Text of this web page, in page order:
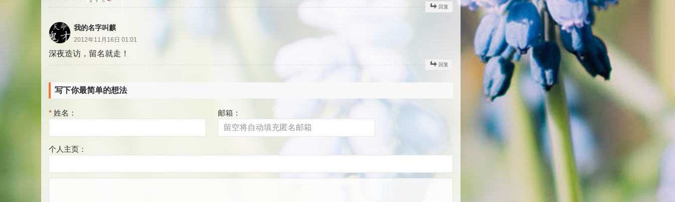
回复
我的名字叫麒
2012年11月16日 01:01
深夜造访，留名就走！
回复
写下你最简单的想法
* 姓名： 邮箱：
个人主页：